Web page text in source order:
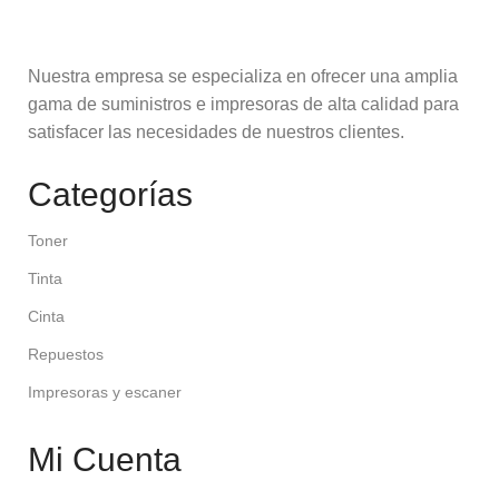
Nuestra empresa se especializa en ofrecer una amplia
gama de suministros e impresoras de alta calidad para
satisfacer las necesidades de nuestros clientes.
Categorías
Toner
Tinta
Cinta
Repuestos
Impresoras y escaner
Mi Cuenta